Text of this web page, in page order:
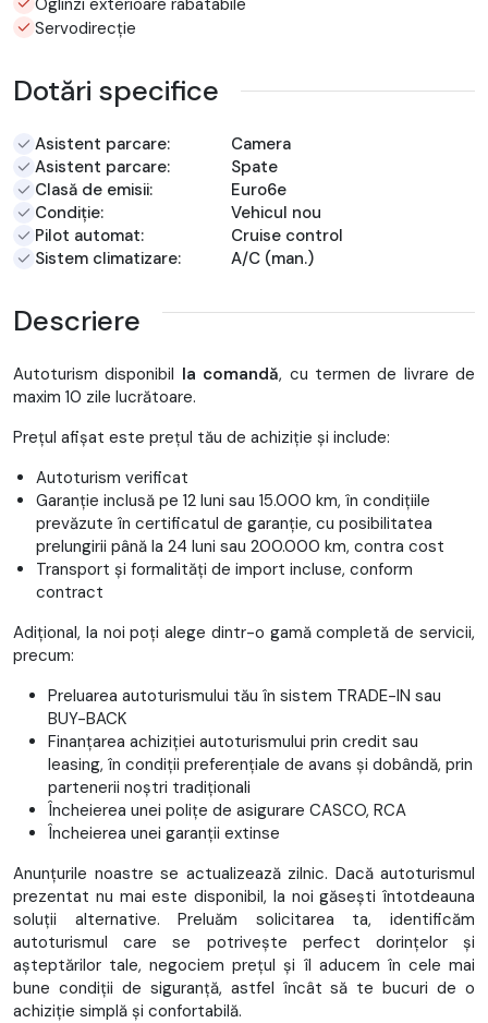
Servodirecție
Dotări specifice
Asistent parcare:
Camera
Asistent parcare:
Spate
Clasă de emisii:
Euro6e
Condiție:
Vehicul nou
Pilot automat:
Cruise control
Sistem climatizare:
A/C (man.)
Descriere
Autoturism disponibil la comandă, cu termen de livrare de
maxim 10 zile lucrătoare.
Prețul afișat este prețul tău de achiziție și include:
Autoturism verificat
Garanție inclusă pe 12 luni sau 15.000 km, în condițiile
prevăzute în certificatul de garanție, cu posibilitatea
prelungirii până la 24 luni sau 200.000 km, contra cost
Transport și formalități de import incluse, conform
contract
Adițional, la noi poți alege dintr-o gamă completă de servicii,
precum:
Preluarea autoturismului tău în sistem TRADE-IN sau
BUY-BACK
Finanțarea achiziției autoturismului prin credit sau
leasing, în condiții preferențiale de avans și dobândă, prin
partenerii noștri tradiționali
Încheierea unei polițe de asigurare CASCO, RCA
Încheierea unei garanții extinse
Anunțurile noastre se actualizează zilnic. Dacă autoturismul
prezentat nu mai este disponibil, la noi găsești întotdeauna
soluții alternative. Preluăm solicitarea ta, identificăm
autoturismul care se potrivește perfect dorințelor și
așteptărilor tale, negociem prețul și îl aducem în cele mai
bune condiții de siguranță, astfel încât să te bucuri de o
achiziție simplă și confortabilă.